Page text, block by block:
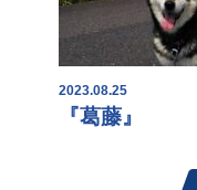
2023.08.25
『葛藤』